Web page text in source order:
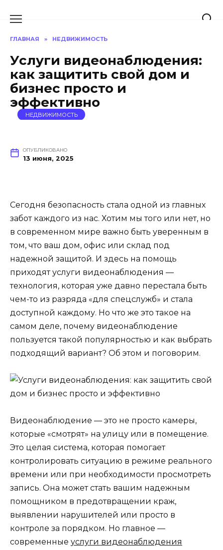
ГЛАВНАЯ » НЕДВИЖИМОСТЬ
Услуги видеонаблюдения:
как защитить свой дом и
бизнес просто и
эффективно
НЕДВИЖИМОСТЬ
ОПУБЛИКОВАНО
13 июня, 2025
Сегодня безопасность стала одной из главных
забот каждого из нас. Хотим мы того или нет, но
в современном мире важно быть уверенным в
том, что ваш дом, офис или склад под
надежной защитой. И здесь на помощь
приходят услуги видеонаблюдения —
технология, которая уже давно перестала быть
чем-то из разряда «для спецслужб» и стала
доступной каждому. Но что же это такое на
самом деле, почему видеонаблюдение
пользуется такой популярностью и как выбрать
подходящий вариант? Об этом и поговорим.
Видеонаблюдение — это не просто камеры,
которые «смотрят» на улицу или в помещение.
Это целая система, которая помогает
контролировать ситуацию в режиме реального
времени или при необходимости просмотреть
запись. Она может стать вашим надежным
помощником в предотвращении краж,
выявлении нарушителей или просто в
контроле за порядком. Но главное —
современные услуги видеонаблюдения